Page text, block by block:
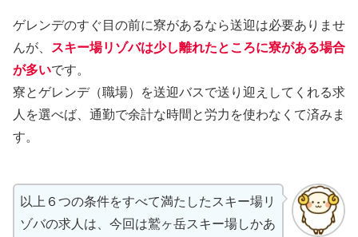
ゲレンデのすぐ目の前に寮があるなら送迎は必要ありませ
んが、
スキー場リゾバは少し離れたところに寮がある場合
が多いです。
寮とゲレンデ（職場）を送迎バスで送り迎えしてくれる求
人を選べば、通勤で余計な時間と労力を使わなくて済みま
す。
以上６つの条件をすべて満たしたスキー場リ
ゾバの求人は、今回は鷲ヶ岳スキー場しかあ